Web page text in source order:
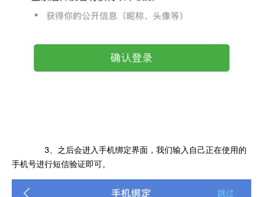
3、之后会进入手机绑定界面，我们输入自己正在使用的
手机号进行短信验证即可。